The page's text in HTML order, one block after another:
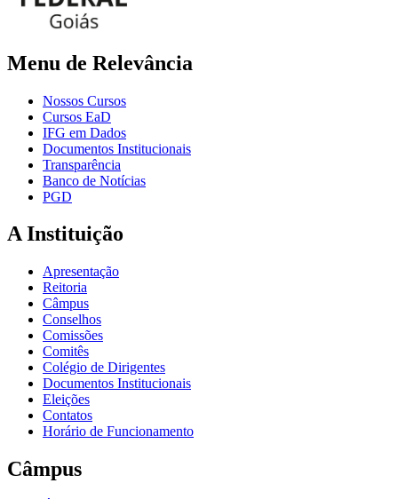
Menu de Relevância
Nossos Cursos
Cursos EaD
IFG em Dados
Documentos Institucionais
Transparência
Banco de Notícias
PGD
A Instituição
Apresentação
Reitoria
Câmpus
Conselhos
Comissões
Comitês
Colégio de Dirigentes
Documentos Institucionais
Eleições
Contatos
Horário de Funcionamento
Câmpus